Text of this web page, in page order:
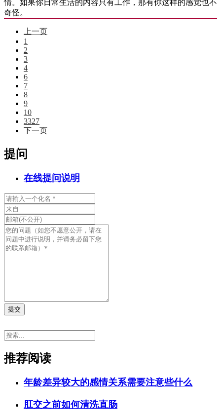
情。如果你日常生活的内容只有工作，那有你这样的感觉也不
奇怪。
上一页
1
2
3
4
6
7
8
9
10
3327
下一页
提问
在线提问说明
提交
推荐阅读
年龄差异较大的感情关系需要注意些什么
肛交之前如何清洗直肠